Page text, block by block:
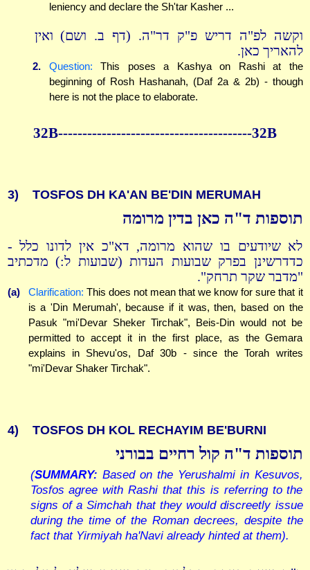
leniency and declare the Sh'tar Kasher ...
וקשה לפ"ה דריש פ"ק דר"ה. (דף ב. ושם) ואין
להאריך כאן.
2. Question: This poses a Kashya on Rashi at the
beginning of Rosh Hashanah, (Daf 2a & 2b) - though
here is not the place to elaborate.
32B----------------------------------------32B
3) TOSFOS DH KA'AN BE'DIN MERUMAH
תוספות ד"ה כאן בדין מרומה
לא שיודעים בו שהוא מרומה, דא"כ אין לדונו כלל -
כדדרשינן בפרק שבועות העדות (שבועות ל:) מדכתיב
"מדבר שקר תרחק".
(a) Clarification: This does not mean that we know for sure that it
is a 'Din Merumah', because if it was, then, based on the
Pasuk "mi'Devar Sheker Tirchak", Beis-Din would not be
permitted to accept it in the first place, as the Gemara
explains in Shevu'os, Daf 30b - since the Torah writes
"mi'Devar Shaker Tirchak".
4) TOSFOS DH KOL RECHAYIM BE'BURNI
תוספות ד"ה קול רחיים בבורני
(SUMMARY: Based on the Yerushalmi in Kesuvos,
Tosfos agree with Rashi that this is referring to the
signs of a Simchah that they would discreetly issue
during the time of the Roman decrees, despite the
fact that Yirmiyah ha'Navi already hinted at them).